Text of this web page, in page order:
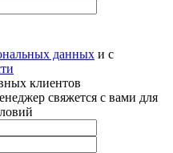
данных и с
клиентов
свяжется с вами для